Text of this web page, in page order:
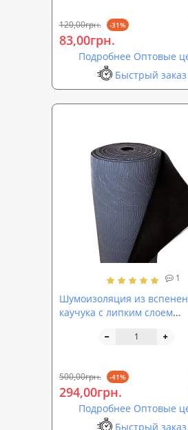
120,00грн. -31%
83,00грн.
Подробнее Оптовые
Быстрый заказ
1
Шумоизоляция из
каучука с липким слоем
500,00грн. -41%
294,00грн.
Подробнее Оптовые
Быстрый заказ